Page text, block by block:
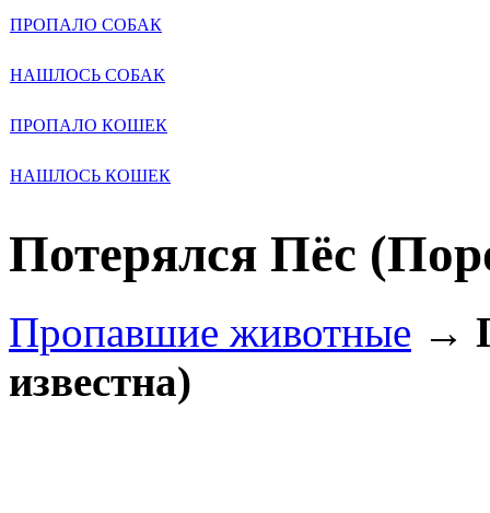
ПРОПАЛО СОБАК
НАШЛОСЬ СОБАК
ПРОПАЛО КОШЕК
НАШЛОСЬ КОШЕК
Потерялся Пёс
Пропавшие животные →
известна)